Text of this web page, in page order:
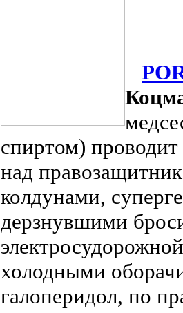
спиртом)
над
колдунами,
дерзнувшими
холодными
галоперидол, по